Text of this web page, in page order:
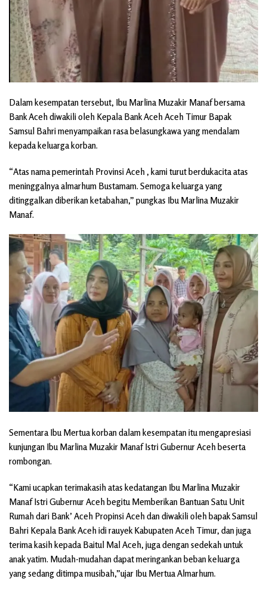
Dalam kesempatan tersebut, Ibu Marlina Muzakir Manaf bersama
Bank Aceh diwakili oleh Kepala Bank Aceh Aceh Timur Bapak
Samsul Bahri menyampaikan rasa belasungkawa yang mendalam
kepada keluarga korban.
“Atas nama pemerintah Provinsi Aceh , kami turut berdukacita atas
meninggalnya almarhum Bustamam. Semoga keluarga yang
ditinggalkan diberikan ketabahan,” pungkas Ibu Marlina Muzakir
Manaf.
Sementara Ibu Mertua korban dalam kesempatan itu mengapresiasi
kunjungan Ibu Marlina Muzakir Manaf Istri Gubernur Aceh beserta
rombongan.
“Kami ucapkan terimakasih atas kedatangan Ibu Marlina Muzakir
Manaf Istri Gubernur Aceh begitu Memberikan Bantuan Satu Unit
Rumah dari Bank’ Aceh Propinsi Aceh dan diwakili oleh bapak Samsul
Bahri Kepala Bank Aceh idi rauyek Kabupaten Aceh Timur, dan juga
terima kasih kepada Baitul Mal Aceh, juga dengan sedekah untuk
anak yatim. Mudah-mudahan dapat meringankan beban keluarga
yang sedang ditimpa musibah,”ujar Ibu Mertua Almarhum.